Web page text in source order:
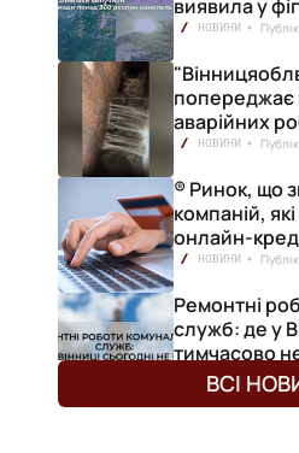
виявила у
конопель
НОВИНИ
аварійних
НОВИНИ
® Ринок, що
компаній,
онлайн-
НОВИНИ
Ремонтні
служб: де у
тимчасово
світла
НОВИНИ
ВСІ